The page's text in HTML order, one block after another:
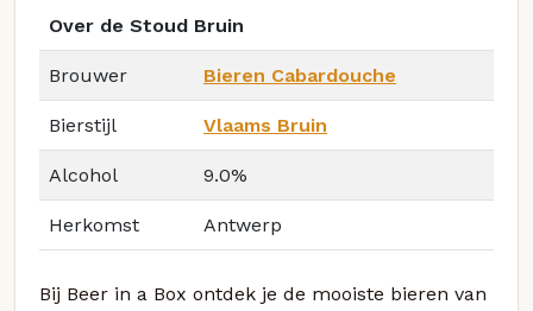
Over de Stoud Bruin
Brouwer Bieren Cabardouche
Bierstijl Vlaams Bruin
Alcohol 9.0%
Herkomst Antwerp
Bij Beer in a Box ontdek je de mooiste bieren van